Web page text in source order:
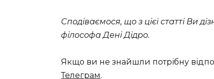
Сподіваємося, що з цієї статті Ви
філософа Дені Дідро.
Якщо ви не знайшли потрібну
Телеграм.